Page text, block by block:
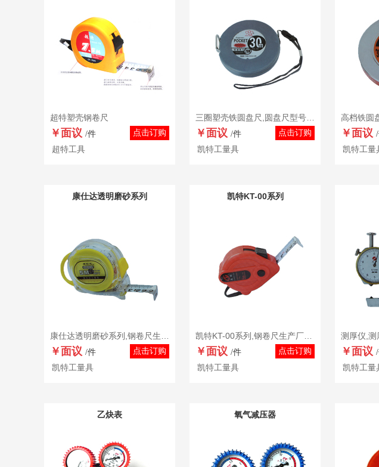
超特塑壳钢卷尺
￥面议 /件 点击订购
超特工具
￥面议 /件 点击订购
凯特工量具
￥面议
凯特工量
康仕达透明磨砂系列
￥面议 /件 点击订购
凯特工量具
凯特KT-00系列
￥面议 /件 点击订购
凯特工量具
￥面议
凯特工量
乙炔表 氧气减压器